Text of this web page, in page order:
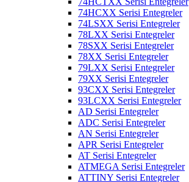
74HCXX Serisi Entegreler
74LSXX Serisi Entegreler
78LXX Serisi Entegreler
78SXX Serisi Entegreler
78XX Serisi Entegreler
79LXX Serisi Entegreler
79XX Serisi Entegreler
93CXX Serisi Entegreler
93LCXX Serisi Entegreler
AD Serisi Entegreler
ADC Serisi Entegreler
AN Serisi Entegreler
APR Serisi Entegreler
AT Serisi Entegreler
ATMEGA Serisi Entegreler
ATTINY Serisi Entegreler